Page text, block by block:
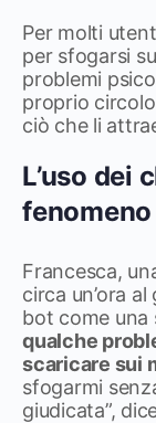
Per molti
per sfogarsi
problemi
proprio
ciò che li
L’uso dei
Francesca,
circa un’ora
bot come una
qualche
scaricare sui
sfogarmi
giudicata”,